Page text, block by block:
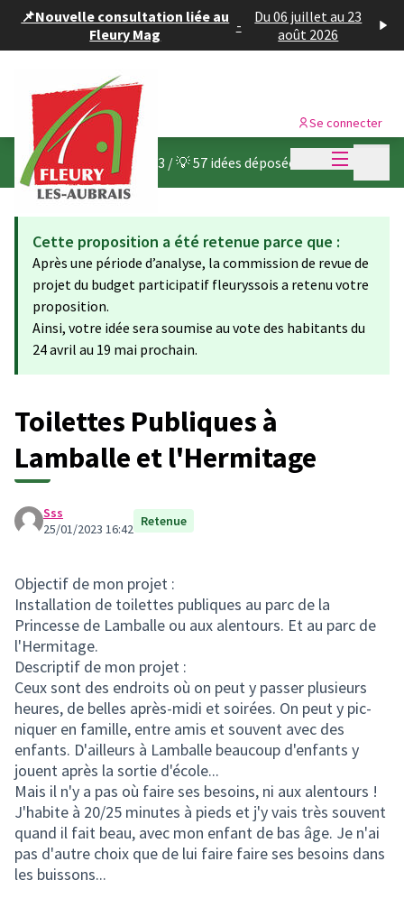
📌Nouvelle consultation liée au
Fleury Mag
-
Du 06 juillet au 23
août 2026
Menu
Se connecter
Budget participatif 2023 /💡 57 idées déposées
Cette proposition a été retenue parce que :
Après une période d’analyse, la commission de revue de
projet du budget participatif fleuryssois a retenu votre
proposition.
Ainsi, votre idée sera soumise au vote des habitants du
24 avril au 19 mai prochain.
Toilettes Publiques à
Lamballe et l'Hermitage
Sss
25/01/2023 16:42 Retenue
Objectif de mon projet :
Installation de toilettes publiques au parc de la
Princesse de Lamballe ou aux alentours. Et au parc de
l'Hermitage.
Descriptif de mon projet :
Ceux sont des endroits où on peut y passer plusieurs
heures, de belles après-midi et soirées. On peut y pic-
niquer en famille, entre amis et souvent avec des
enfants. D'ailleurs à Lamballe beaucoup d'enfants y
jouent après la sortie d'école...
Mais il n'y a pas où faire ses besoins, ni aux alentours !
J'habite à 20/25 minutes à pieds et j'y vais très souvent
quand il fait beau, avec mon enfant de bas âge. Je n'ai
pas d'autre choix que de lui faire faire ses besoins dans
les buissons...
Panneau de gestion des cookies